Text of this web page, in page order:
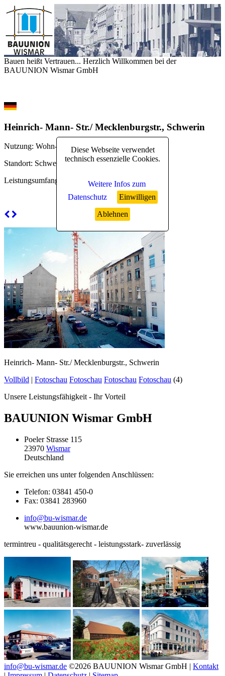
Diese Webseite verwendet
technisch essenzielle Cookies.
Weitere Infos zum
Datenschutz
Einwilligen
Ablehnen
Bauen heißt Vertrauen... Herzlich Willkommen bei der
BAUUNION Wismar GmbH
Heinrich- Mann- Str./ Mecklenburgstr., Schwerin
Nutzung: Wohn- und Geschäftshaus
Standort: Schwerin
Leistungsumfang
: schlüsselfertig
Heinrich- Mann- Str./ Mecklenburgstr., Schwerin
Vollbild | Fotoschau Fotoschau Fotoschau Fotoschau (4)
Unsere Leistungsfähigkeit - Ihr Vorteil
BAUUNION Wismar GmbH
Poeler Strasse 115
23970 Wismar
Deutschland
Sie erreichen uns unter folgenden Anschlüssen:
Telefon: 03841 450-0
Fax: 03841 283960
info@bu-wismar.de
www.bauunion-wismar.de
termintreu - qualitätsgerecht - leistungsstark- zuverlässig
info@bu-wismar.de ©2026 BAUUNION Wismar GmbH | Kontakt